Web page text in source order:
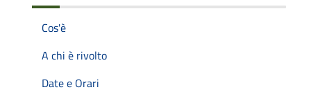
Cos'è
A chi è rivolto
Date e Orari